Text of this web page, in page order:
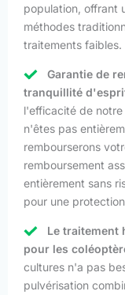
population, offrant
méthodes
traitements faibles.
Garantie de
tranquillité
l'efficacité de
n'êtes pas
rembourserons
remboursement
entièrement sans
pour une
Le traitement
pour les
cultures n'a pas
pulvérisation